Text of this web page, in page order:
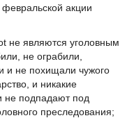
февральской акции
не являются уголовным
не ограбили,
и не похищали чужого
и никакие
не подпадают под
преследования;